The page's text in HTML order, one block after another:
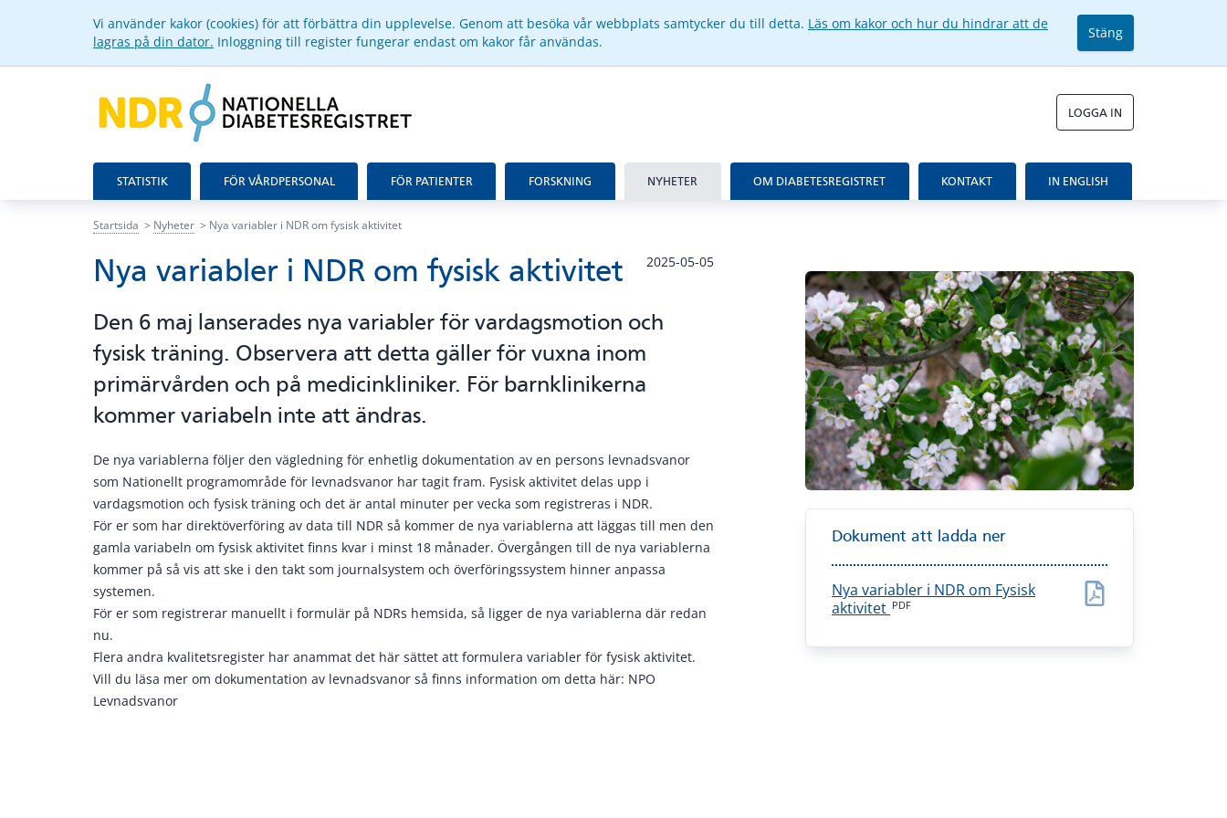
Vi använder kakor (cookies) för att förbättra din upplevelse. Genom att besöka vår webbplats samtycker du till detta. Läs om kakor och hur du hindrar att de
lagras på din dator. Inloggning till register fungerar endast om kakor får användas.
Stäng
LOGGA IN
STATISTIK FÖR VÅRDPERSONAL FÖR PATIENTER FORSKNING NYHETER OM DIABETESREGISTRET KONTAKT IN ENGLISH
Startsida Nyheter Nya variabler i NDR om fysisk aktivitet
Nya variabler i NDR om fysisk aktivitet 2025-05-05
Den 6 maj lanserades nya variabler för vardagsmotion och
fysisk träning. Observera att detta gäller för vuxna inom
primärvården och på medicinkliniker. För barnklinikerna
kommer variabeln inte att ändras.
De nya variablerna följer den vägledning för enhetlig dokumentation av en persons levnadsvanor
som Nationellt programområde för levnadsvanor har tagit fram. Fysisk aktivitet delas upp i
vardagsmotion och fysisk träning och det är antal minuter per vecka som registreras i NDR.
För er som har direktöverföring av data till NDR så kommer de nya variablerna att läggas till men den
gamla variabeln om fysisk aktivitet finns kvar i minst 18 månader. Övergången till de nya variablerna
kommer på så vis att ske i den takt som journalsystem och överföringssystem hinner anpassa
systemen.
För er som registrerar manuellt i formulär på NDRs hemsida, så ligger de nya variablerna där redan
nu.
Flera andra kvalitetsregister har anammat det här sättet att formulera variabler för fysisk aktivitet.
Vill du läsa mer om dokumentation av levnadsvanor så finns information om detta här: NPO
Levnadsvanor
Dokument att ladda ner
Nya variabler i NDR om Fysisk
aktivitet PDF